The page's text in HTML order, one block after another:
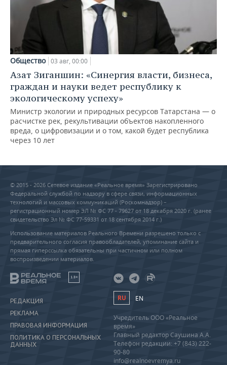
Общество 03 авг, 00:00
Азат Зиганшин: «Синергия власти, бизнеса,
граждан и науки ведет республику к
экологическому успеху»
Министр экологии и природных ресурсов Татарстана — о
расчистке рек, рекультивации объектов накопленного
вреда, о цифровизации и о том, какой будет республика
через 10 лет
© 2015 - 2026 Сетевое издание «Реальное время» Зарегистрировано
Федеральной службой по надзору в сфере связи, информационных
технологий и массовых коммуникаций (Роскомнадзор) –
регистрационный номер ЭЛ № ФС 77 - 79627 от 18 декабря 2020 г. (ранее
свидетельство Эл № ФС 77-59331 от 18 сентября 2014 г.)
Использование материалов Реального Времени разрешено только с
предварительного согласия правообладателей, упоминание сайта и
прямая гиперссылка обязательны при частичном или полном
воспроизведении материалов.
18+
РЕДАКЦИЯ
РЕКЛАМА
ПРАВОВАЯ ИНФОРМАЦИЯ
ПОЛИТИКА О ПЕРСОНАЛЬНЫХ
ДАННЫХ
RU EN
Учредитель ООО «Реальное
время»
Главный редактор Саушина А.А.
Телефон редакции: +7 (843) 222-
90-80
info@realnoevremya.ru